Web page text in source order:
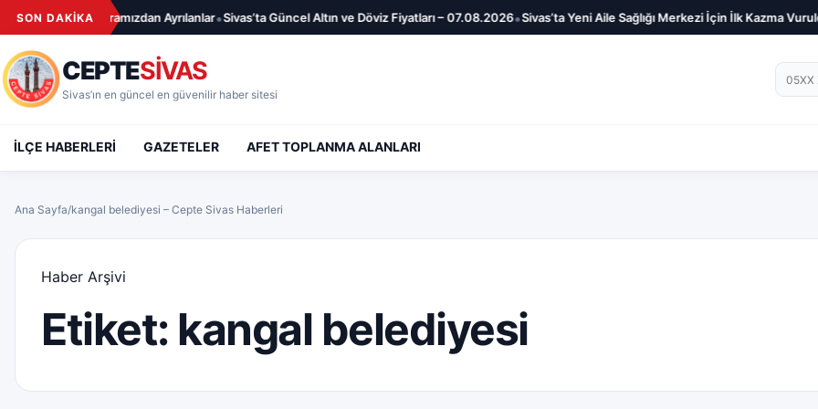
İçeriğe geç
SON DAKİKA
07.08.2026 – Aramızdan Ayrılanlar•Sivas’ta Güncel Altın ve Döviz Fiyatları – 07.08.2026•Sivas’ta Yeni Aile Sağlığı Merkezi İçin İlk Kazma Vuruldu
CEPTESİVAS
Sivas’ın en güncel en güvenilir haber sitesi
İLÇE HABERLERİ GAZETELER AFET TOPLANMA ALANLARI
Ana Sayfa/kangal belediyesi – Cepte Sivas Haberleri
Haber Arşivi
Etiket: kangal belediyesi